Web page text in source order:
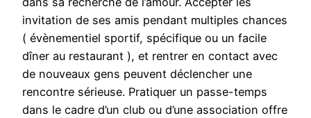
invitation de ses amis pendant multiples chances
( évènementiel sportif, spécifique ou un facile
dîner au restaurant ), et rentrer en contact avec
de nouveaux gens peuvent déclencher une
rencontre sérieuse. Pratiquer un passe-temps
dans le cadre d’un club ou d’une association offre